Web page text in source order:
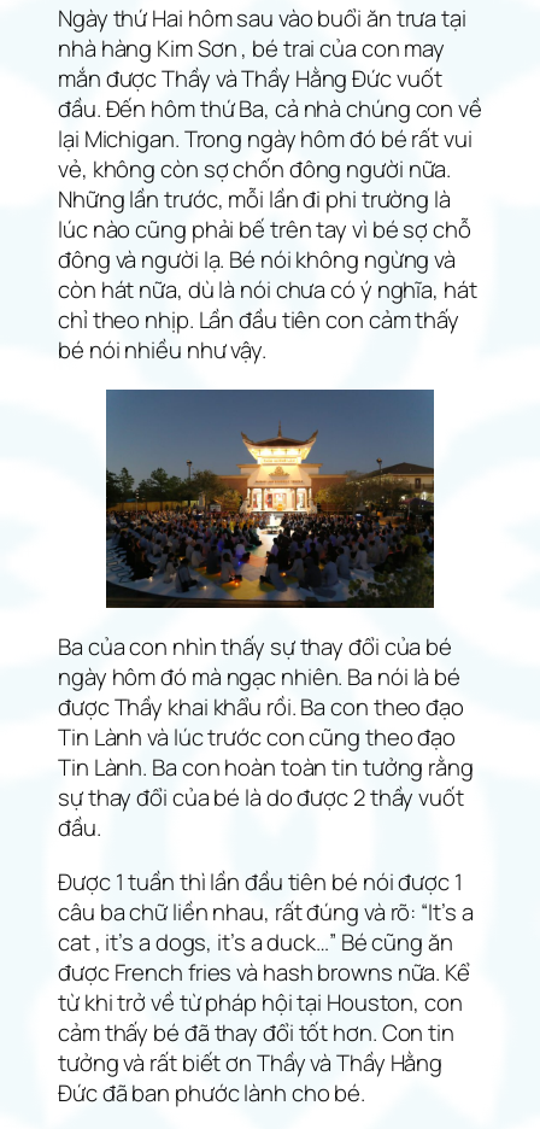
Ngày thứ Hai hôm sau vào buổi ăn trưa tại
nhà hàng Kim Sơn , bé trai của con may
mắn được Thầy và Thầy Hằng Đức vuốt
đầu. Đến hôm thứ Ba, cả nhà chúng con về
lại Michigan. Trong ngày hôm đó bé rất vui
vẻ, không còn sợ chốn đông người nữa.
Những lần trước, mỗi lần đi phi trường là
lúc nào cũng phải bế trên tay vì bé sợ chỗ
đông và người lạ. Bé nói không ngừng và
còn hát nữa, dù là nói chưa có ý nghĩa, hát
chỉ theo nhịp. Lần đầu tiên con cảm thấy
bé nói nhiều như vậy.
Ba của con nhìn thấy sự thay đổi của bé
ngày hôm đó mà ngạc nhiên. Ba nói là bé
được Thầy khai khẩu rồi. Ba con theo đạo
Tin Lành và lúc trước con cũng theo đạo
Tin Lành. Ba con hoàn toàn tin tưởng rằng
sự thay đổi của bé là do được 2 thầy vuốt
đầu.
Được 1 tuần thì lần đầu tiên bé nói được 1
câu ba chữ liền nhau, rất đúng và rõ: “It’s a
cat , it’s a dogs, it’s a duck…” Bé cũng ăn
được French fries và hash browns nữa. Kể
từ khi trở về từ pháp hội tại Houston, con
cảm thấy bé đã thay đổi tốt hơn. Con tin
tưởng và rất biết ơn Thầy và Thầy Hằng
Đức đã ban phước lành cho bé.